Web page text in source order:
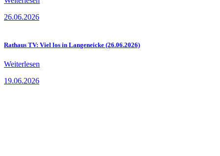
26.06.2026
Rathaus TV: Viel los in Langeneicke (26.06.2026)
Weiterlesen
19.06.2026